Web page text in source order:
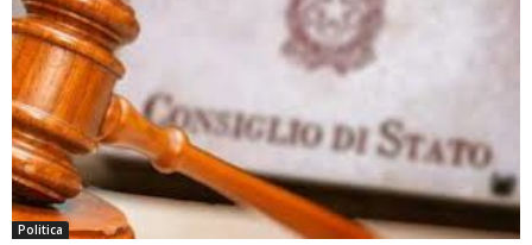
Politica